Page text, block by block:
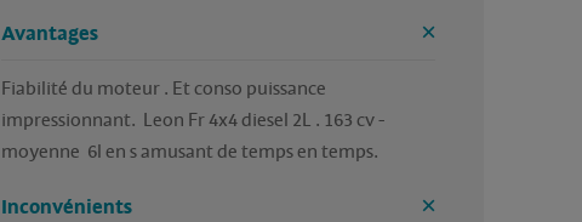
Avantages
Fiabilité du moteur . Et conso puissance
impressionnant.  Leon Fr 4x4 diesel 2L . 163 cv -
moyenne  6l en s amusant de temps en temps.
Inconvénients